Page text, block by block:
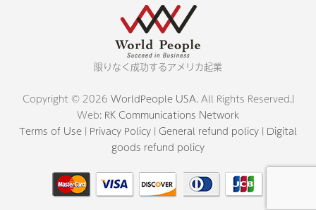
限りなく成功するアメリカ起業
Copyright © 2026 WorldPeople USA. All Rights Reserved.|
Web: RK Communications Network
Terms of Use | Privacy Policy | General refund policy | Digital
goods refund policy